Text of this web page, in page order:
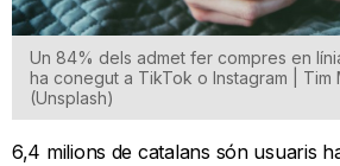
Un 84% dels admet fer compres en
ha conegut a TikTok o Instagram | Tim
(Unsplash)
6,4 milions de catalans són usuaris